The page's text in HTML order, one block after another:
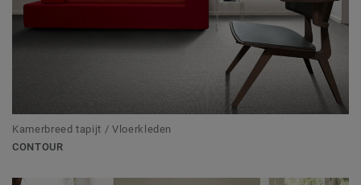
Kamerbreed tapijt / Vloerkleden
CONTOUR